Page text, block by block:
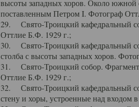
высоты западных хоров. Около южной
поставленным Петром I. Фотограф
29. Свято-Троицкий кафедральный
Оттлие Б.Ф. 1929 г.;
30. Свято-Троицкий кафедральный
столба с высоты западных хоров.
31. Свято-Троицкий собор. Фрагмент
Оттлие Б.Ф. 1929 г.;
32. Свято-Троицкий кафедральный
стену и хоры, устроенные над входом